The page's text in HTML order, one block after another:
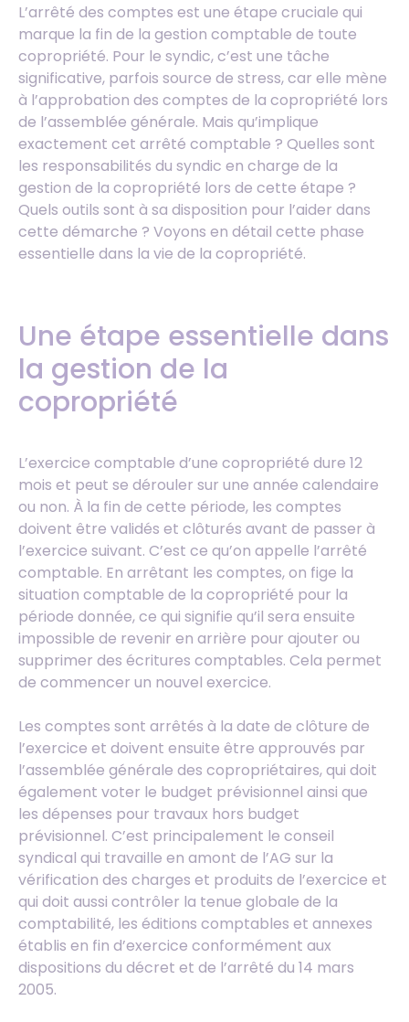
L’arrêté des comptes est une étape cruciale qui
marque la fin de la gestion comptable de toute
copropriété. Pour le syndic, c’est une tâche
significative, parfois source de stress, car elle mène
à l’approbation des comptes de la copropriété lors
de l’assemblée générale. Mais qu’implique
exactement cet arrêté comptable ? Quelles sont
les responsabilités du syndic en charge de la
gestion de la copropriété lors de cette étape ?
Quels outils sont à sa disposition pour l’aider dans
cette démarche ? Voyons en détail cette phase
essentielle dans la vie de la copropriété.
Une étape essentielle dans
la gestion de la
copropriété
L’exercice comptable d’une copropriété dure 12
mois et peut se dérouler sur une année calendaire
ou non. À la fin de cette période, les comptes
doivent être validés et clôturés avant de passer à
l’exercice suivant. C’est ce qu’on appelle l’arrêté
comptable. En arrêtant les comptes, on fige la
situation comptable de la copropriété pour la
période donnée, ce qui signifie qu’il sera ensuite
impossible de revenir en arrière pour ajouter ou
supprimer des écritures comptables. Cela permet
de commencer un nouvel exercice.
Les comptes sont arrêtés à la date de clôture de
l’exercice et doivent ensuite être approuvés par
l’assemblée générale des copropriétaires, qui doit
également voter le budget prévisionnel ainsi que
les dépenses pour travaux hors budget
prévisionnel. C’est principalement le conseil
syndical qui travaille en amont de l’AG sur la
vérification des charges et produits de l’exercice et
qui doit aussi contrôler la tenue globale de la
comptabilité, les éditions comptables et annexes
établis en fin d’exercice conformément aux
dispositions du décret et de l’arrêté du 14 mars
2005.